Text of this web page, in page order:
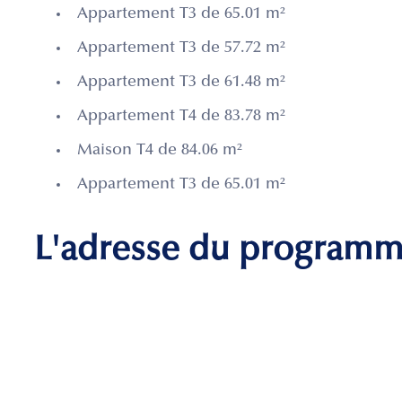
Appartement T3 de 65.01 m²
Appartement T3 de 57.72 m²
Appartement T3 de 61.48 m²
Appartement T4 de 83.78 m²
Maison T4 de 84.06 m²
Appartement T3 de 65.01 m²
L'adresse du